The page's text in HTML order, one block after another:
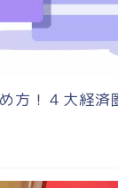
方！４大経済